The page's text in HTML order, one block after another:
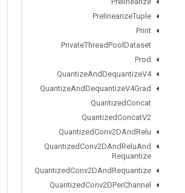
PrelinearizeTuple
Print
PrivateThreadPool Dataset
Prod
QuantizeAndDequantizeV4
QuantizeAndDequantizeV4Grad
QuantizedConcat
QuantizedConcatV2
QuantizedConv2DAndRelu
QuantizedConv2DAndReluAnd
Requantize
QuantizedConv2DAndRequantize
QuantizedConv2DPerChannel